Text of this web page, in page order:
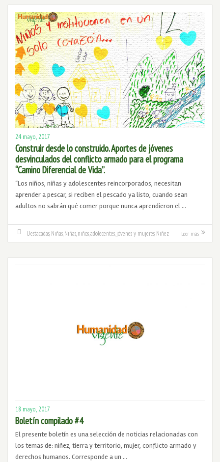
24 mayo, 2017
Construir desde lo construido. Aportes de jóvenes
desvinculados del conflicto armado para el programa
“Camino Diferencial de Vida”.
“Los niños, niñas y adolescentes reincorporados, necesitan
aprender a pescar, si reciben el pescado ya listo, cuando sean
adultos no sabrán qué comer porque nunca aprendieron el …
Destacadas, Niñas, Niñas, niños, adolecentes, jóvenes y mujeres, Niñez Leer más
18 mayo, 2017
Boletín compilado #4
El presente boletín es una selección de noticias relacionadas con
los temas de: niñez, tierra y territorio, mujer, conflicto armado y
derechos humanos. Corresponde a un …